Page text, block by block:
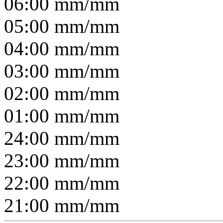
05:00 mm/mm
04:00 mm/mm
03:00 mm/mm
02:00 mm/mm
01:00 mm/mm
24:00 mm/mm
23:00 mm/mm
22:00 mm/mm
21:00 mm/mm